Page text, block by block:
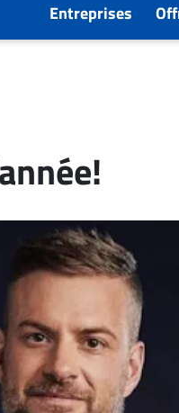
Entreprises